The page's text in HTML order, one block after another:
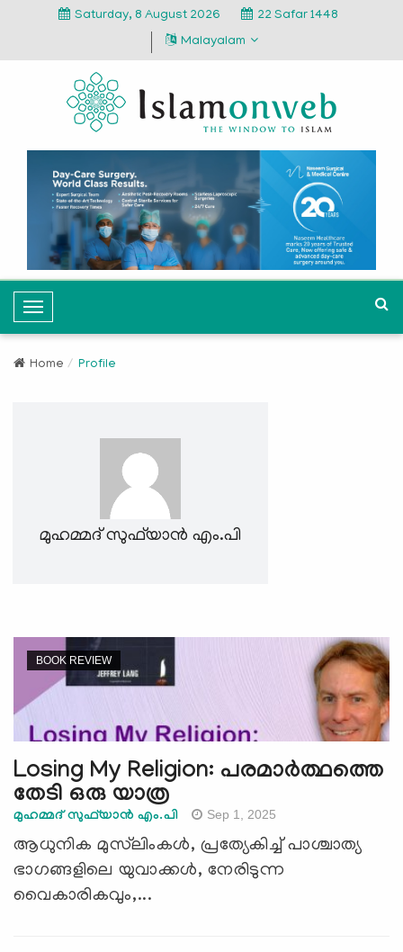
Saturday, 8 August 2026
22 Safar 1448
Malayalam
T
o
n
Home Profile
മുഹമ്മദ് സുഫ്‌യാൻ എം.പി
BOOK REVIEW
Losing My Religion: പരമാർത്ഥത്തെ
തേടി ഒരു യാത്ര
മുഹമ്മദ് സുഫ്‌യാൻ എം.പി Sep 1, 2025
ആധുനിക മുസ്‍ലിംകൾ, പ്രത്യേകിച്ച് പാശ്ചാത്യ
ഭാഗങ്ങളിലെ യുവാക്കൾ, നേരിടുന്ന
വൈകാരികവും,...